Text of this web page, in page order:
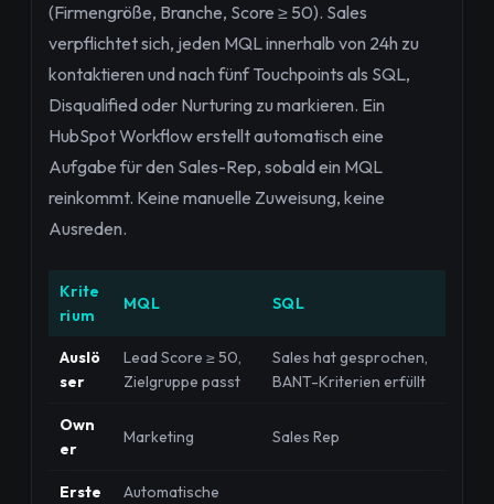
(Firmengröße, Branche, Score ≥ 50). Sales
verpflichtet sich, jeden MQL innerhalb von 24h zu
kontaktieren und nach fünf Touchpoints als SQL,
Disqualified oder Nurturing zu markieren. Ein
HubSpot Workflow erstellt automatisch eine
Aufgabe für den Sales-Rep, sobald ein MQL
reinkommt. Keine manuelle Zuweisung, keine
Ausreden.
Krite
rium
MQL SQL
Auslö
ser
Lead Score ≥ 50,
Zielgruppe passt
Sales hat gesprochen,
BANT-Kriterien erfüllt
Own
er
Marketing Sales Rep
Erste
Automatische